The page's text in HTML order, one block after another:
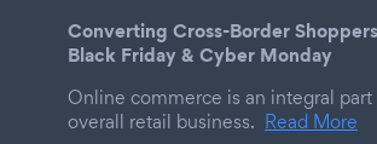
Converting Cross-Border
Black Friday & Cyber Monday
Online commerce is an integral
overall retail business. Read More